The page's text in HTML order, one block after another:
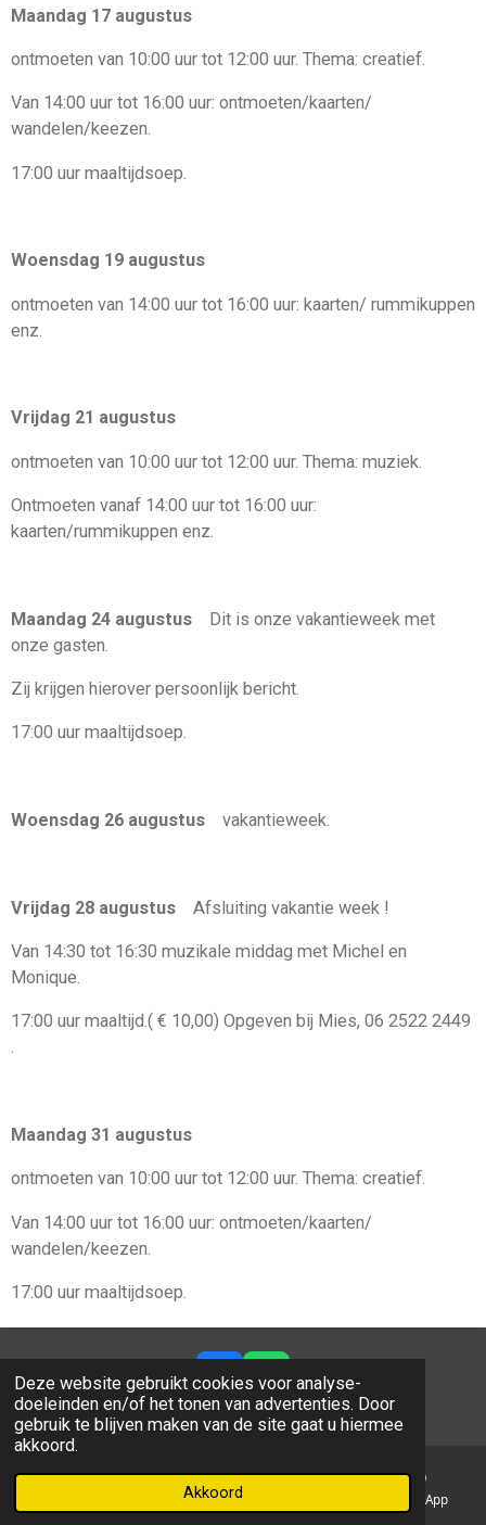
Deze website gebruikt cookies voor analyse-
doeleinden en/of het tonen van advertenties. Door
gebruik te blijven maken van de site gaat u hiermee
akkoord.
Akkoord
Maandag 17 augustus
ontmoeten van 10:00 uur tot 12:00 uur. Thema: creatief.
Van 14:00 uur tot 16:00 uur: ontmoeten/kaarten/
wandelen/keezen.
1 7:00 uur maaltijdsoep.
Woensdag 19 augustus
ontmoeten van 14:00 uur tot 16:00 uur: kaarten/ rummikuppen
enz
Vrijdag 21 augustus
ontmoeten van 10:00 uur tot 12:00 uur. Thema: muziek.
Ontmoeten vanaf 14:00 uur tot 16:00 uur:
kaarten/rummikuppen enz.
Maandag 24 augustus
Dit is onze vakantieweek met
onze gasten.
Zij krijgen hierover persoonlijk bericht.
17:00 uur maaltijdsoep.
Woensdag 26 augustus vakantieweek.
Vrijdag 28 augustus Afsluiting vakantie week !
Van 14:30 tot 16:30 muzikale middag met Michel en
Monique.
17:00 uur maaltijd.( € 10,00) Opgeven bij Mies, 06 2522 2449
.
Maandag 31 augustus
ontmoeten van 10:00 uur tot 12:00 uur. Thema: creatief.
Van 14:00 uur tot 16:00 uur: ontmoeten/kaarten/
wandelen/keezen
17:00 uur maaltijdsoep.
F
a
c
o
o
W
h
a
p
© 2018 - 2025 Samen Odiliapeel
Kaart WhatsApp